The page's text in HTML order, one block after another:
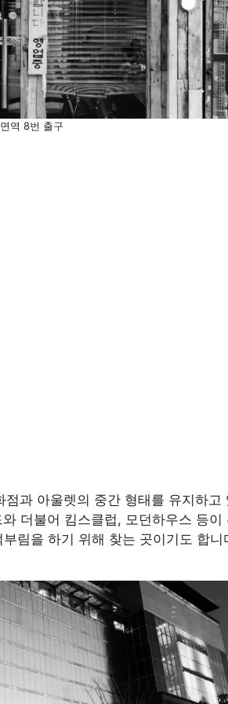
역 8번 출구
과 아울렛의 중간 형태를 유지하고
더불어 킴스클럽, 모던하우스 등이
림을 하기 위해 찾는 곳이기도 합니